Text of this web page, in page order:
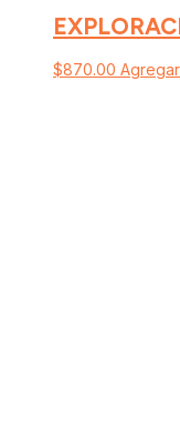
$870.00 Agregar